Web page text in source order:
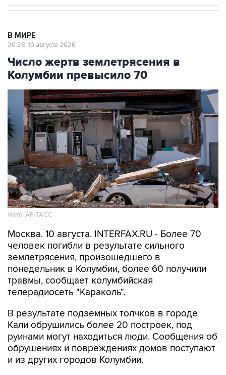
В МИРЕ
20:28, 10 августа 2026
Число жертв землетрясения в
Колумбии превысило 70
Фото: АР/ТАСС
Москва. 10 августа. INTERFAX.RU - Более 70
человек погибли в результате сильного
землетрясения, произошедшего в
понедельник в Колумбии, более 60 получили
травмы, сообщает колумбийская
телерадиосеть "Караколь".
В результате подземных толчков в городе
Кали обрушились более 20 построек, под
руинами могут находиться люди. Сообщения об
обрушениях и повреждениях домов поступают
и из других городов Колумбии.